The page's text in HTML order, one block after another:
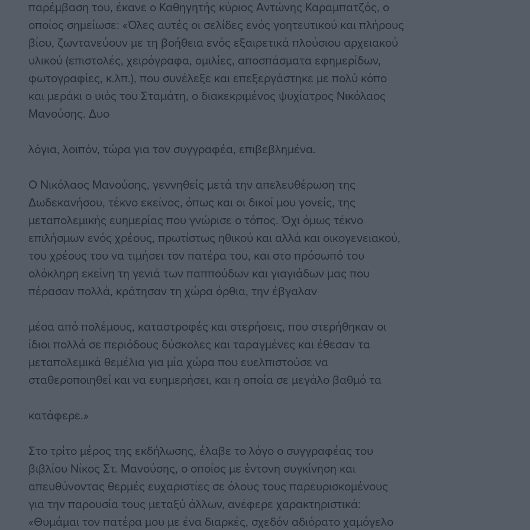
παρέμβαση του, έκανε ο Καθηγητής κύριος Αντώνης Καραμπατζός, ο
οποίος σημείωσε: «Όλες αυτές οι σελίδες ενός γοητευτικού και πλήρους
βίου, ζωντανεύουν με τη βοήθεια ενός εξαιρετικά πλούσιου αρχειακού
υλικού (επιστολές, χειρόγραφα, ομιλίες, αποσπάσματα εφημερίδων,
φωτογραφίες, κ.λπ.), που συνέλεξε και επεξεργάστηκε με πολύ κόπο
και μεράκι ο υιός του Σταμάτη, ο διακεκριμένος ψυχίατρος Νικόλαος
Μανούσης. Δυο
λόγια, λοιπόν, τώρα για τον συγγραφέα, επιβεβλημένα.
Ο Νικόλαος Μανούσης, γεννηθείς μετά την απελευθέρωση της
Δωδεκανήσου, τέκνο εκείνος, όπως και οι δικοί μου γονείς, της
μεταπολεμικής ευημερίας που γνώρισε ο τόπος. Όχι όμως τέκνο
επιλήσμων ενός χρέους, πρωτίστως ηθικού και αλλά και οικογενειακού,
του χρέους του να τιμήσει τον πατέρα του, και στο πρόσωπό του
ολόκληρη εκείνη τη γενιά των παππούδων και γιαγιάδων μας που
πέρασαν πολλά, κράτησαν τη χώρα όρθια, την έβγαλαν
μέσα από πολέμους, καταστροφές και στερήσεις, που στερήθηκαν οι
ίδιοι πολλά σε περιόδους δύσκολες και ταραγμένες και έθεσαν τα
μεταπολεμικά θεμέλια για μία χώρα που ευελπιστούσε να
σταθεροποιηθεί και να ευημερήσει, και η οποία σε μεγάλο βαθμό τα
κατάφερε.»
Στο τρίτο μέρος της εκδήλωσης, έλαβε το λόγο ο συγγραφέας του
βιβλίου Νίκος Στ. Μανούσης, ο οποίος με έντονη συγκίνηση και
απευθύνοντας θερμές ευχαριστίες σε όλους τους παρευρισκομένους
για την παρουσία τους μεταξύ άλλων, ανέφερε χαρακτηριστικά:
«Θυμάμαι τον πατέρα μου με ένα διαρκές, σχεδόν αδιόρατο χαμόγελο